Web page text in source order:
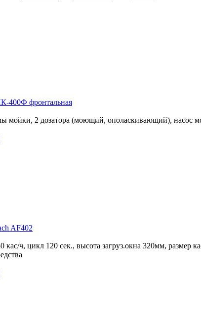
400Ф фронтальная
мойки, 2 дозатора (моющий, ополаскивающий), насос
AF402
ч, цикл 120 сек., высота загруз.окна 320мм, размер